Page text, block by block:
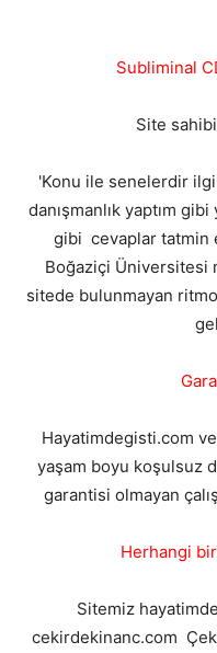
Subliminal
Site
'Konu ile senelerdir
danışmanlık yaptım
gibi cevaplar tatmin
Boğaziçi Üniversitesi
sitede bulunmayan
Hayatimdegisti.com
yaşam boyu koşulsuz
garantisi olmayan
Herhangi bir
Sitemiz
cekirdekinanc.com